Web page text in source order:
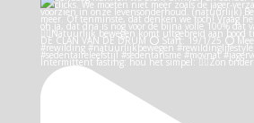
Intermittent fasting: hou het simpel: 👉🏻Zon onder